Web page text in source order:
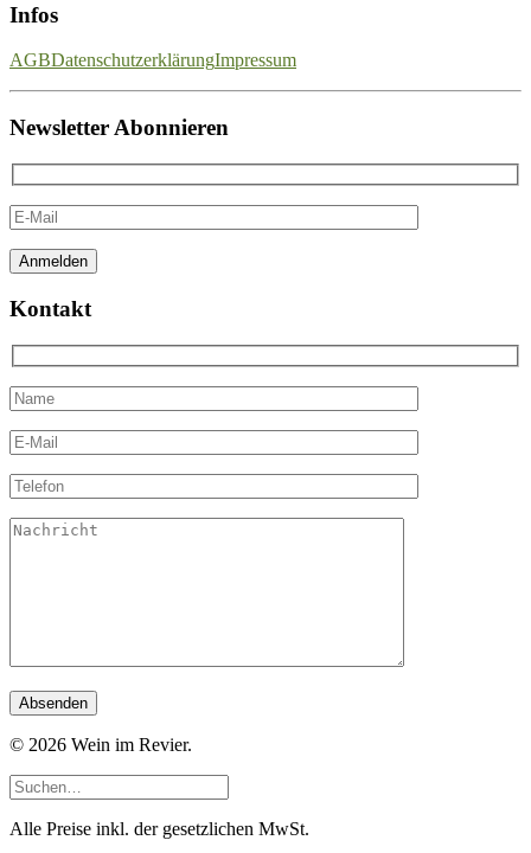
Infos
AGBDatenschutzerklärungImpressum
Newsletter Abonnieren
Kontakt
© 2026 Wein im Revier.
Alle Preise inkl. der gesetzlichen MwSt.